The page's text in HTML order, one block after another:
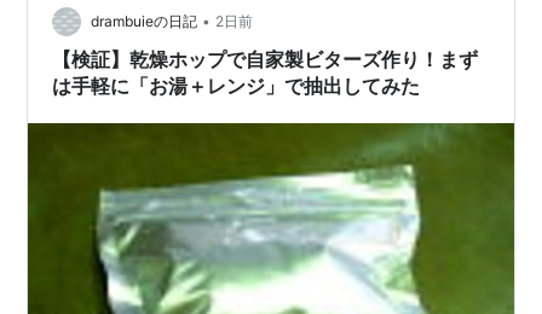
ホッピー、焼酎、ホッピー専用ジョッキ
（500ml、焼酎のメモリ付）をカキンカキンに
冷やす。（ホッピー、焼酎の温度のめやすは
2℃、ジョッキは冷凍させる）
よく冷えたジョッキによく冷やした焼酎を注
ぐ。
よく冷えた「ホッピー」をグッと注ぐ。この
時、かきまわさないのがコツ。
氷を入れると風味が損なわれます。くれぐれも
drambuieの日記 • 2日前
【検証】乾燥ホップで自家製ビターズ作り！まず
は手軽に「お湯＋レンジ」で抽出してみた